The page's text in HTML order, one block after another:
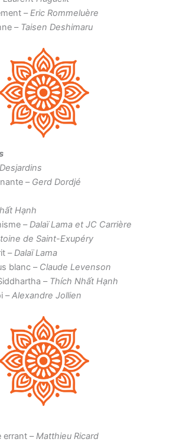
–Eric Rommeluère
– Taisen Deshimaru
– Gerd Dordjé
Hạnh
–Dalaï Lama et JC Carrière
de Saint-Exupéry
–Dalaï Lama
blanc – Claude Levenson
– Thích Nhất Hạnh
–Alexandre Jollien
errant – Matthieu Ricard